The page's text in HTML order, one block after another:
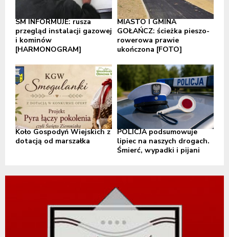
SM INFORMUJE: rusza
przegląd instalacji gazowej
i kominów
[HARMONOGRAM]
MIASTO I GMINA
GOŁAŃCZ: ścieżka pieszo-
rowerowa prawie
ukończona [FOTO]
Koło Gospodyń Wiejskich z
dotacją od marszałka
POLICJA podsumowuje
lipiec na naszych drogach.
Śmierć, wypadki i pijani